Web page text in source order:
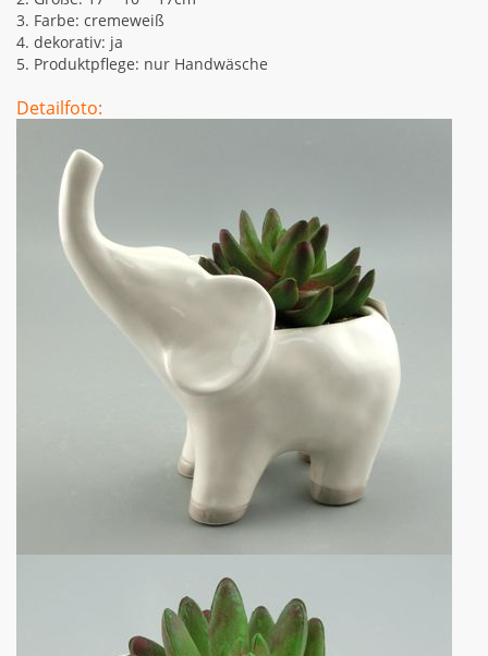
3. Farbe: cremeweiß
4. dekorativ: ja
5. Produktpflege: nur Handwäsche
Detailfoto: